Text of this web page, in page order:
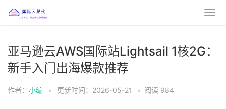
亚马逊云AWS国际站Lightsail 1核2G：
新手入门出海爆款推荐
作者： 小编 • 更新时间：2026-05-21 • 阅读 984